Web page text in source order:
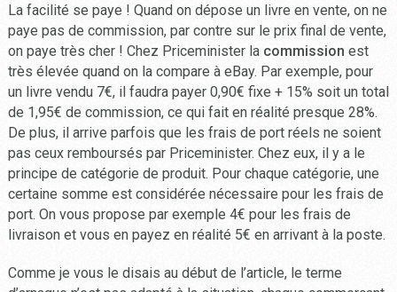
La facilité se paye ! Quand on dépose un livre en vente, on ne
paye pas de commission, par contre sur le prix final de vente,
on paye très cher ! Chez Priceminister la commission est
très élevée quand on la compare à eBay. Par exemple, pour
un livre vendu 7€, il faudra payer 0,90€ fixe + 15% soit un total
de 1,95€ de commission, ce qui fait en réalité presque 28%.
De plus, il arrive parfois que les frais de port réels ne soient
pas ceux remboursés par Priceminister. Chez eux, il y a le
principe de catégorie de produit. Pour chaque catégorie, une
certaine somme est considérée nécessaire pour les frais de
port. On vous propose par exemple 4€ pour les frais de
livraison et vous en payez en réalité 5€ en arrivant à la poste.
Comme je vous le disais au début de l’article, le terme